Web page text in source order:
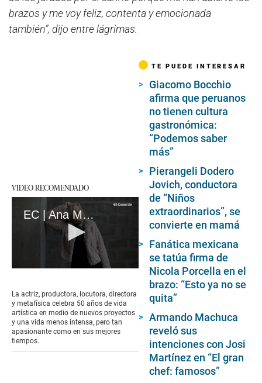
brazos y me voy feliz, contenta y emocionada
también”, dijo entre lágrimas.
VIDEO RECOMENDADO
EC | Ana María Jordán: el diagnóstico errado que le cambió la vida, por qué se fue del Perú, su polémica foto y más
of
4
minutes,
49
seconds
La actriz, productora, locutora, directora
y metafísica celebra 50 años de vida
artística en medio de nuevos proyectos
y una vida menos intensa, pero tan
apasionante como en sus mejores
tiempos.
TE PUEDE INTERESAR
Giacomo Bocchio
afirma que peruanos
no tienen cultura
gastronómica:
“Podemos saber
más”
Pierangeli Dodero
Jovich, conductora
de “Niños
extraordinarios”, se
convierte en mamá
Fanática mexicana
se tatúa firma de
Nicola Porcella en el
brazo: “Esto ya no se
quita”
Armando Machuca
reveló sus
intenciones con Josi
Martínez en “El gran
chef: famosos”